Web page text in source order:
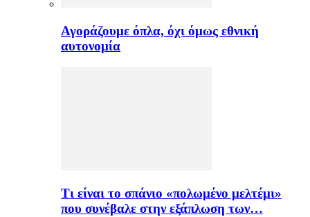
Αγοράζουμε όπλα, όχι όμως εθνική
αυτονομία
Τι είναι το σπάνιο «πολωμένο μελτέμι»
που συνέβαλε στην εξάπλωση των…